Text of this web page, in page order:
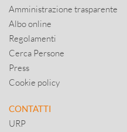
Amministrazione trasparente
Albo online
Regolamenti
Cerca Persone
Press
Cookie policy
CONTATTI
URP